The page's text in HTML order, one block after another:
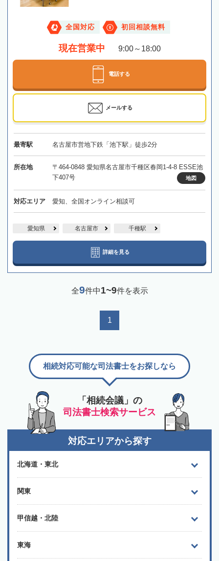
全国対応 初回相談無料
現在営業中 9:00～18:00
電話する
メールする
最寄駅 名古屋市営地下鉄「池下駅」徒歩2分
所在地
〒464-0848 愛知県名古屋市千種区春岡1-4-8 ESSE池
下407号
地図
対応エリア 愛知、全国オンライン相談可
愛知県 名古屋市 千種駅
詳細を見る
全9件中1~9件を表示
1
「相続会議」の
司法書士検索サービス
相続対応可能な司法書士をお探しなら
対応エリアから探す
北海道・東北
関東
甲信越・北陸
東海